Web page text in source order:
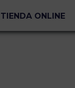
TIENDA ONLINE